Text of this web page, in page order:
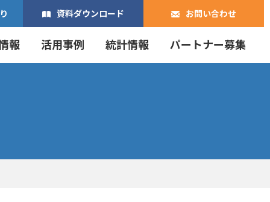
報 活用事例 統計情報 パートナー募集
資料ダウンロード お問い合わせ